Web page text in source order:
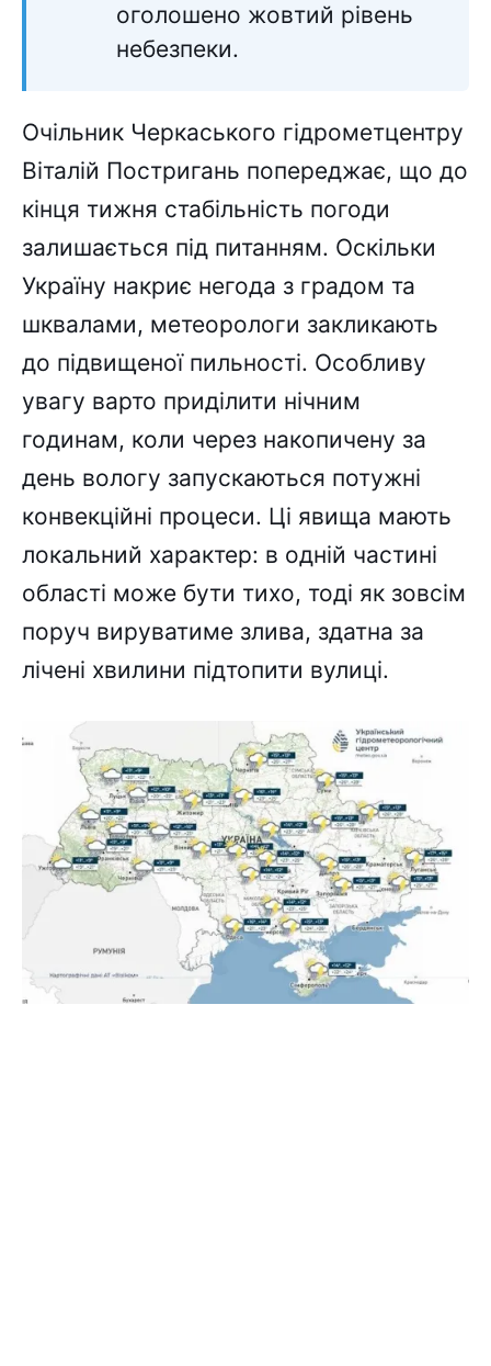
оголошено жовтий рівень
небезпеки.
Очільник Черкаського гідрометцентру
Віталій Постригань попереджає, що до
кінця тижня стабільність погоди
залишається під питанням. Оскільки
Україну накриє негода з градом та
шквалами, метеорологи закликають
до підвищеної пильності. Особливу
увагу варто приділити нічним
годинам, коли через накопичену за
день вологу запускаються потужні
конвекційні процеси. Ці явища мають
локальний характер: в одній частині
області може бути тихо, тоді як зовсім
поруч вируватиме злива, здатна за
лічені хвилини підтопити вулиці.